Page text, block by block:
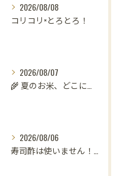
2026/08/08
コリコリ×とろとろ！
2026/08/07
2026/08/06